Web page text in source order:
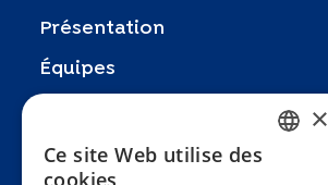
Présentation
Équipes
Recherches
FRENCH
×
Ce site Web utilise des
cookies